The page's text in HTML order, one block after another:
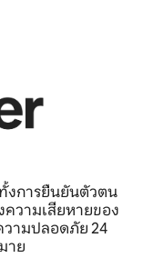
งการยืนยันตัวตน
ความเสียหายของ
วามปลอดภัย 24
าย